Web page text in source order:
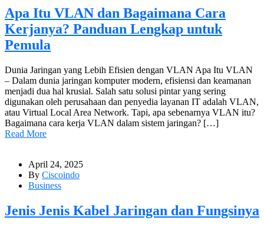
Apa Itu VLAN dan Bagaimana Cara
Kerjanya? Panduan Lengkap untuk
Pemula
Dunia Jaringan yang Lebih Efisien dengan VLAN Apa Itu VLAN
– Dalam dunia jaringan komputer modern, efisiensi dan keamanan
menjadi dua hal krusial. Salah satu solusi pintar yang sering
digunakan oleh perusahaan dan penyedia layanan IT adalah VLAN,
atau Virtual Local Area Network. Tapi, apa sebenarnya VLAN itu?
Bagaimana cara kerja VLAN dalam sistem jaringan? […]
Read More
April 24, 2025
By Ciscoindo
Business
Jenis Jenis Kabel Jaringan dan Fungsinya